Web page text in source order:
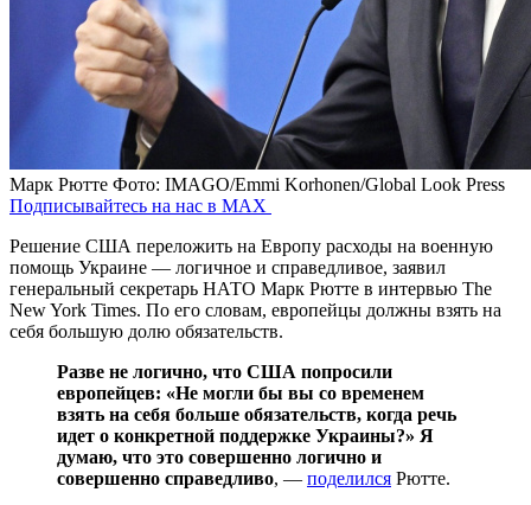
Марк Рютте Фото: IMAGO/Emmi Korhonen/Global Look Press
Подписывайтесь на нас в MAX
Решение США переложить на Европу расходы на военную
помощь Украине — логичное и справедливое, заявил
генеральный секретарь НАТО Марк Рютте в интервью The
New York Times. По его словам, европейцы должны взять на
себя большую долю обязательств.
Разве не логично, что США попросили
европейцев: «Не могли бы вы со временем
взять на себя больше обязательств, когда речь
идет о конкретной поддержке Украины?» Я
думаю, что это совершенно логично и
совершенно справедливо, — поделился Рютте.